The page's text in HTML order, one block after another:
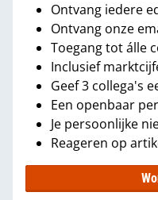
Ontvang iedere
Ontvang onze
Toegang tot álle
Inclusief
Geef 3 collega's
Een openbaar
Je persoonlijke
Reageren op